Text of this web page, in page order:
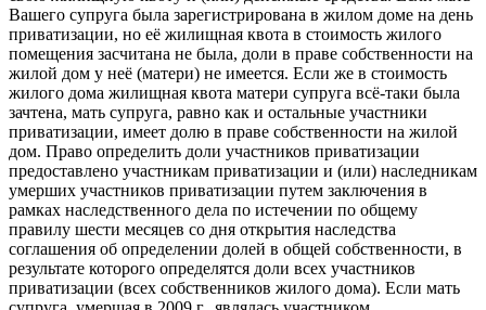
Вашего супруга была зарегистрирована в жилом доме на день
приватизации, но её жилищная квота в стоимость жилого
помещения засчитана не была, доли в праве собственности на
жилой дом у неё (матери) не имеется. Если же в стоимость
жилого дома жилищная квота матери супруга всё-таки была
зачтена, мать супруга, равно как и остальные участники
приватизации, имеет долю в праве собственности на жилой
дом. Право определить доли участников приватизации
предоставлено участникам приватизации и (или) наследникам
умерших участников приватизации путем заключения в
рамках наследственного дела по истечении по общему
правилу шести месяцев со дня открытия наследства
соглашения об определении долей в общей собственности, в
результате которого определятся доли всех участников
приватизации (всех собственников жилого дома). Если мать